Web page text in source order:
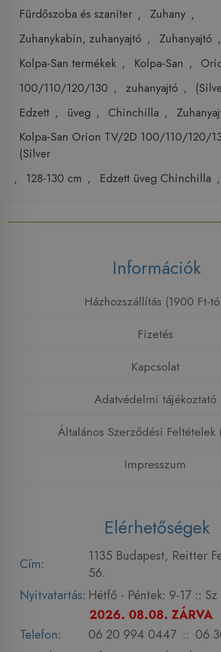
Fürdőszoba és szaniter , Zuhany ,
Zuhanykabin, zuhanyajtó , Zuhanyajtó ,
Kolpa-San termékek , Kolpa-San ,
100/110/120/130 , zuhanyajtó ,
Edzett , üveg , Chinchilla ,
Kolpa-San Orion TV/2D 100/110/120/
(Silver
,
128-130 cm , Edzett üveg Chinchilla
Információk
Házhozszállítás (1900 Ft-
Fizetés
Kapcsolat
Adatvédelmi tájékoztató
Általános Szerződési Feltételek
Impresszum
Elérhetőségek
Cím:
1135 Budapest, Reitter
56.
Nyitvatartás: Hétfő - Péntek: 9-17 :: Sz
2026. 08.08. ZÁRVA
Telefon:
06 20 994 0447 :: 06